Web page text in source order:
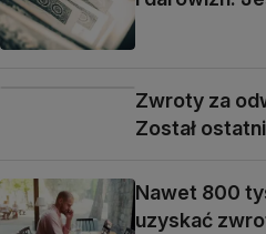
Zwroty za
Został
Nawet 800
uzyskać